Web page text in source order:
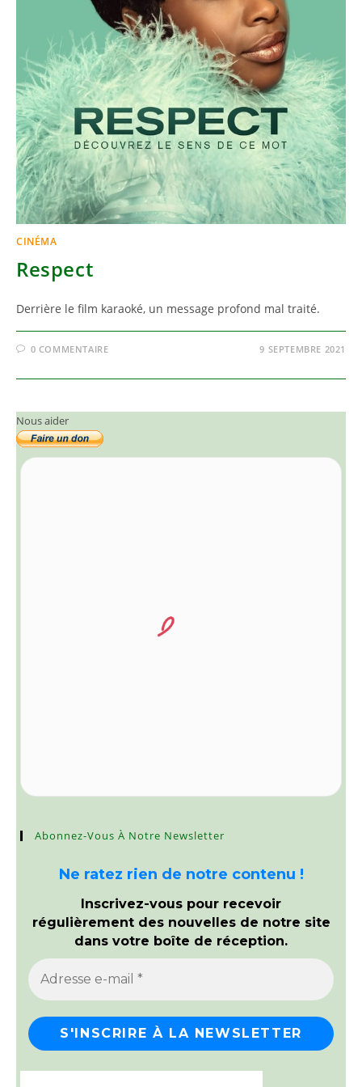
CINÉMA
Respect
Derrière le film karaoké, un message profond mal traité.
0 COMMENTAIRE 9 SEPTEMBRE 2021
Nous aider
Abonnez-Vous À Notre Newsletter
Ne ratez rien de notre contenu !
Inscrivez-vous pour recevoir
régulièrement des nouvelles de notre site
dans votre boîte de réception.